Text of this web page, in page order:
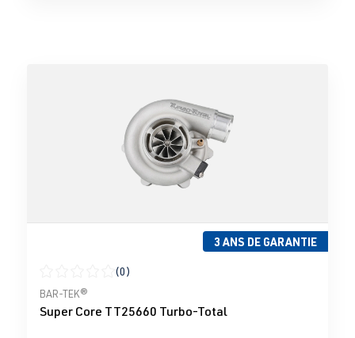
3 ANS DE GARANTIE
Note moyenne de 0 sur 5 étoiles
(0)
BAR-TEK®
Super Core TT25660 Turbo-Total